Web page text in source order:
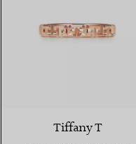
Tiffany T